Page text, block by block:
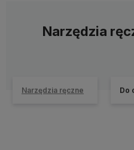
Narzędzia
Narzędzia ręczne Do